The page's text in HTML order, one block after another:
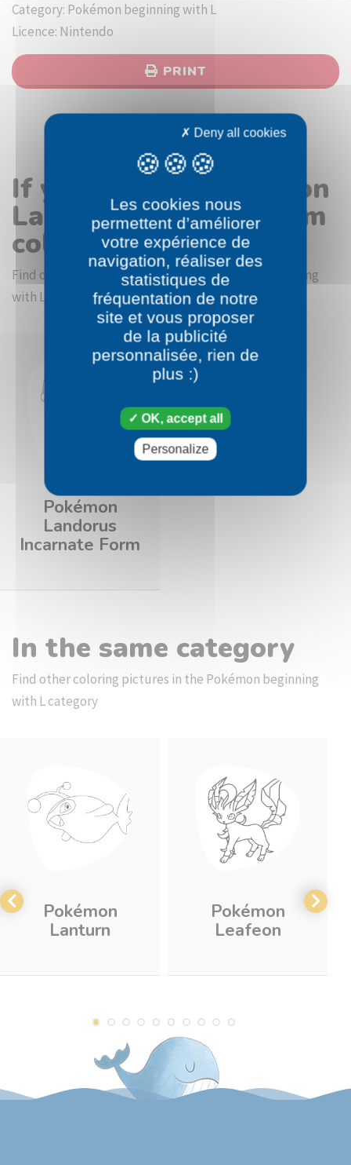
Category: Pokémon beginning with L
Licence: Nintendo
PRINT
If you like the Pokémon
Landorus Therian Form
coloring page
Find other coloring pictures in the Pokémon beginning
with L category
Pokémon
Landorus
Incarnate Form
In the same category
Find other coloring pictures in the Pokémon beginning
with L category
Pokémon
Lanturn
Pokémon
Leafeon
Les cookies nous
permettent d’améliorer
votre expérience de
navigation, réaliser des
statistiques de
fréquentation de notre
site et vous proposer
de la publicité
personnalisée, rien de
plus :)
OK, accept all
Deny all cookies
Personalize